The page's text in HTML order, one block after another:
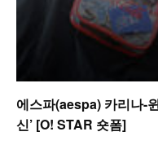
에스파(aespa) 카리나-
신’ [O! STAR 숏폼]